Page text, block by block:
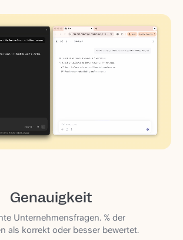
Genauigkeit
Unternehmensfragen. % der
als korrekt oder besser bewertet.